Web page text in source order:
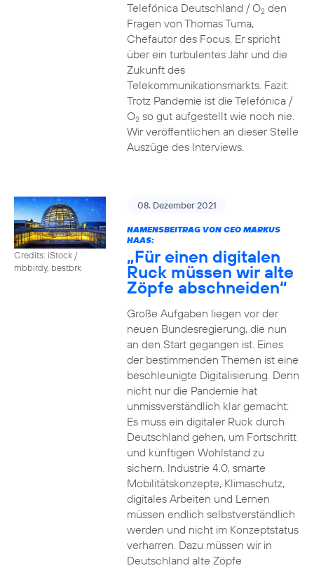
Telefónica Deutschland / O2den
Fragen von Thomas Tuma,
Chefautor des Focus. Er spricht
über ein turbulentes Jahr und die
Zukunft des
Telekommunikationsmarkts. Fazit:
Trotz Pandemie ist die Telefónica /
O2so gut aufgestellt wie noch nie.
Wir veröffentlichen an dieser Stelle
Auszüge des Interviews.
Credits: iStock /
mbbirdy, bestbrk
08. Dezember 2021
NAMENSBEITRAG VON CEO MARKUS
HAAS:
„Für einen digitalen
Ruck müssen wir alte
Zöpfe abschneiden“
Große Aufgaben liegen vor der
neuen Bundesregierung, die nun
an den Start gegangen ist. Eines
der bestimmenden Themen ist eine
beschleunigte Digitalisierung. Denn
nicht nur die Pandemie hat
unmissverständlich klar gemacht:
Es muss ein digitaler Ruck durch
Deutschland gehen, um Fortschritt
und künftigen Wohlstand zu
sichern. Industrie 4.0, smarte
Mobilitätskonzepte, Klimaschutz,
digitales Arbeiten und Lernen
müssen endlich selbstverständlich
werden und nicht im Konzeptstatus
verharren. Dazu müssen wir in
Deutschland alte Zöpfe